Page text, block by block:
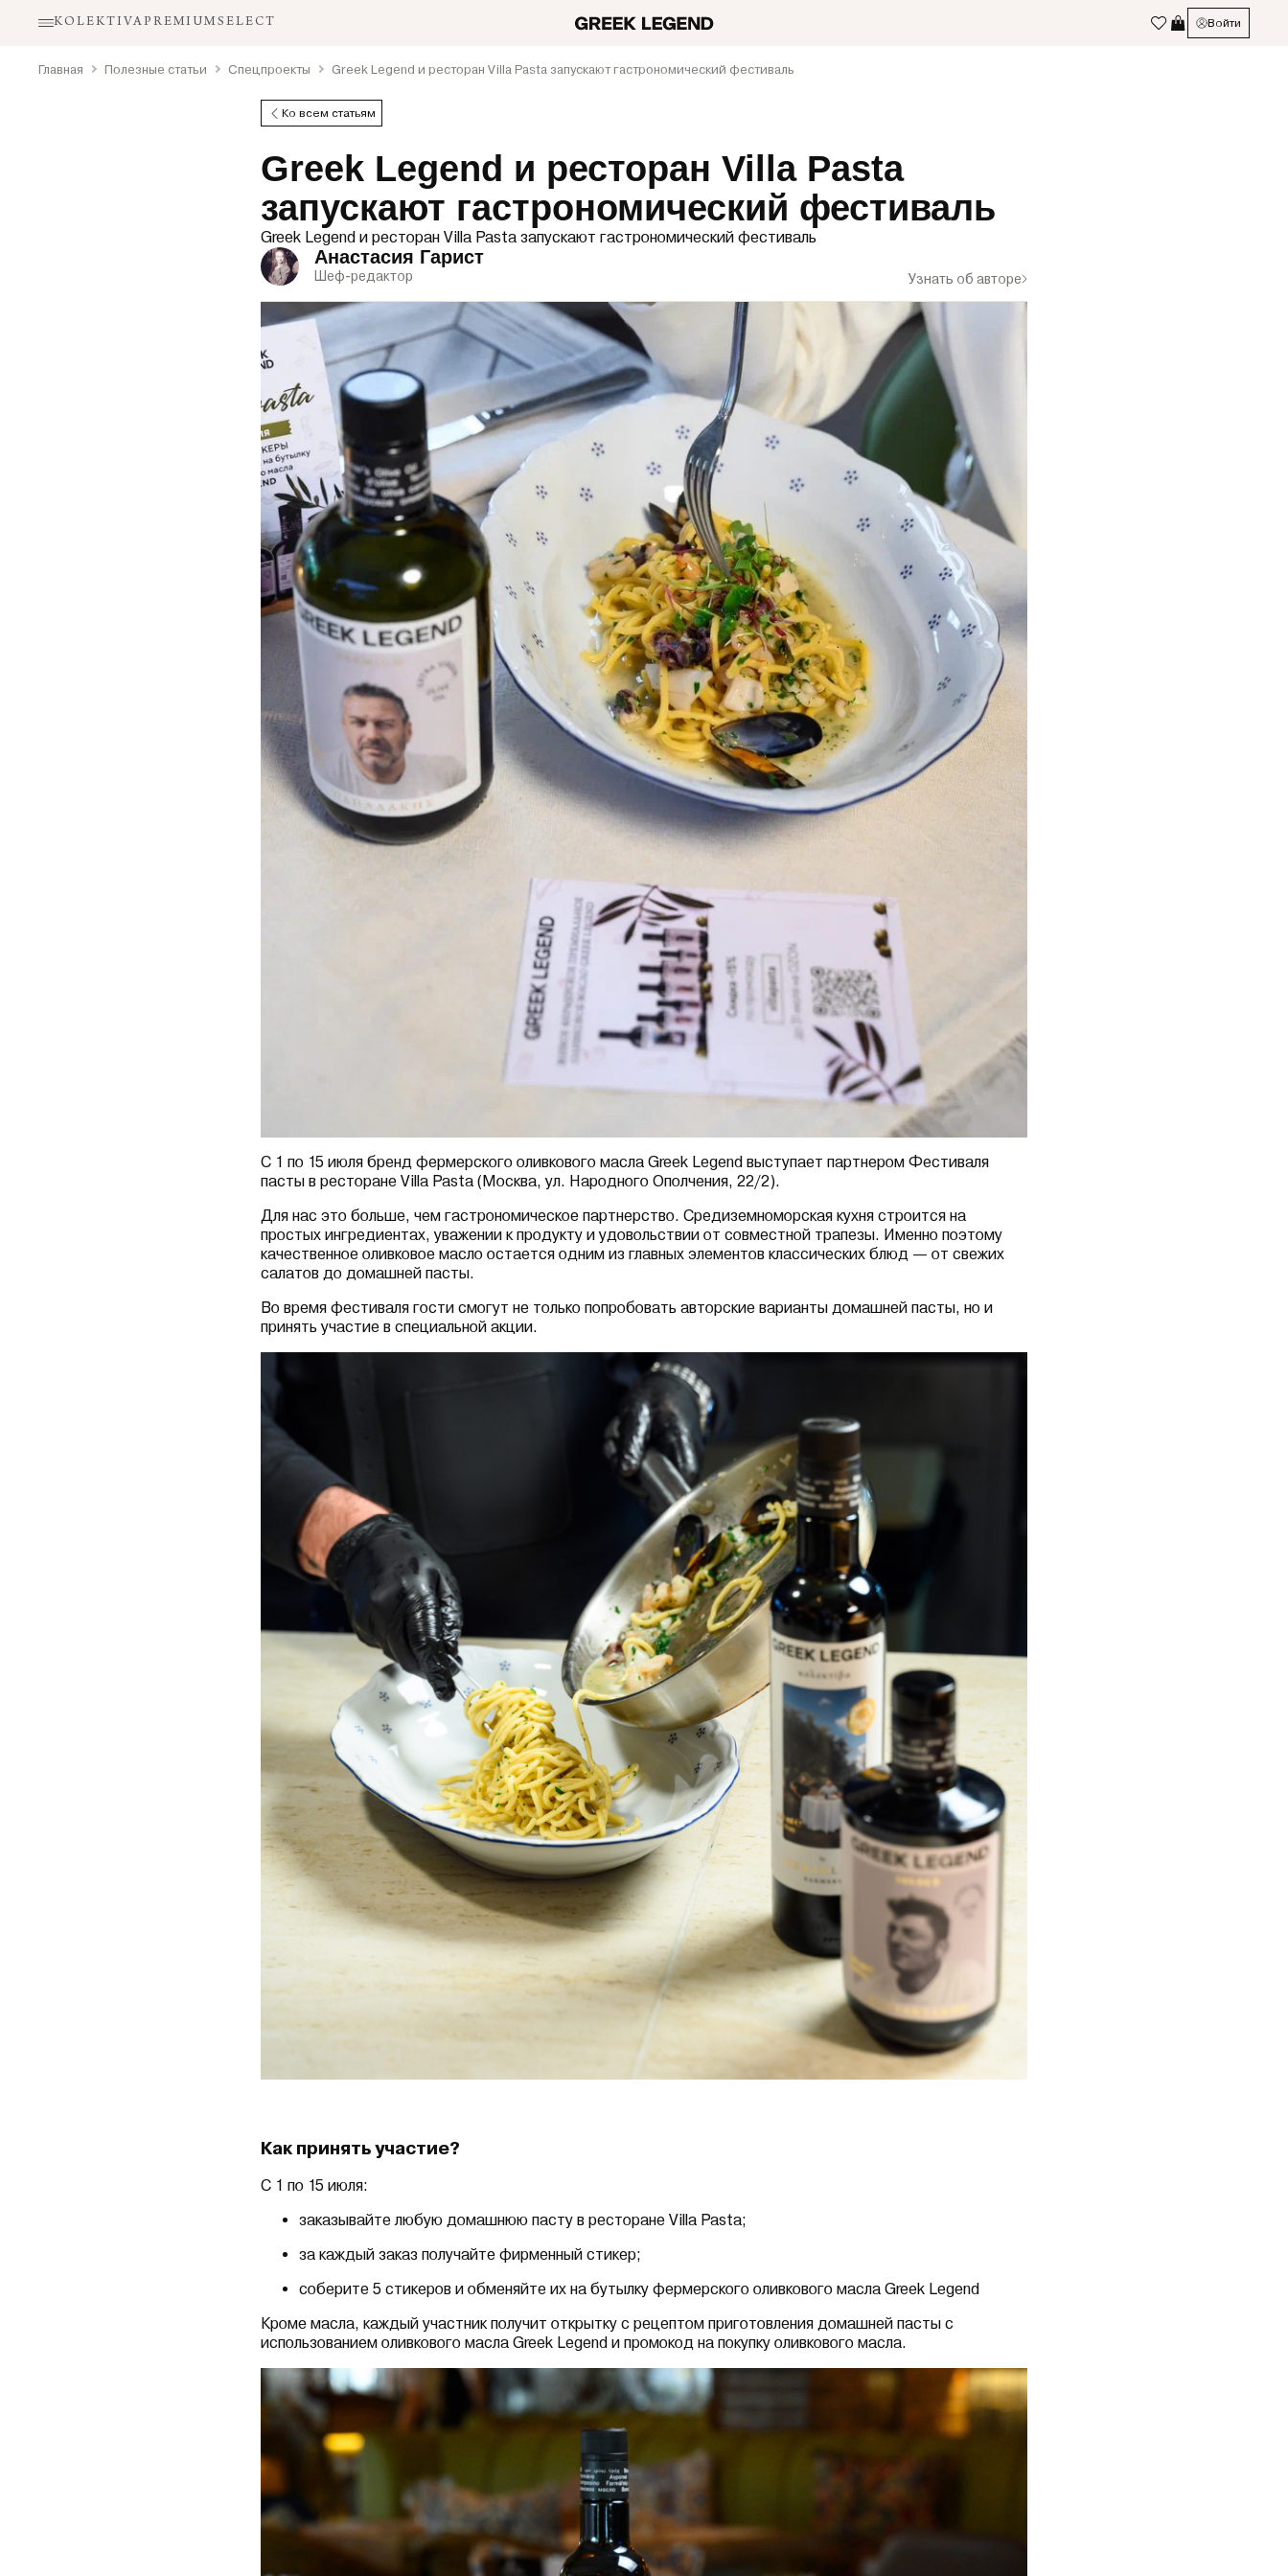
KOLEKTIVAPREMIUMSELECT Войти
Главная Полезные статьи Спецпроекты Greek Legend и ресторан Villa Pasta запускают гастрономический фестиваль
Ко всем статьям
Greek Legend и ресторан Villa Pasta
запускают гастрономический фестиваль
Greek Legend и ресторан Villa Pasta запускают гастрономический фестиваль
Анастасия Гарист
Шеф-редактор Узнать об авторе
С 1 по 15 июля бренд фермерского оливкового масла Greek Legend выступает партнером Фестиваля
пасты в ресторане Villa Pasta (Москва, ул. Народного Ополчения, 22/2).
Для нас это больше, чем гастрономическое партнерство. Средиземноморская кухня строится на
простых ингредиентах, уважении к продукту и удовольствии от совместной трапезы. Именно поэтому
качественное оливковое масло остается одним из главных элементов классических блюд — от свежих
салатов до домашней пасты.
Во время фестиваля гости смогут не только попробовать авторские варианты домашней пасты, но и
принять участие в специальной акции.
Как принять участие?
С 1 по 15 июля:
заказывайте любую домашнюю пасту в ресторане Villa Pasta;
за каждый заказ получайте фирменный стикер;
соберите 5 стикеров и обменяйте их на бутылку фермерского оливкового масла Greek Legend
Кроме масла, каждый участник получит открытку с рецептом приготовления домашней пасты с
использованием оливкового масла Greek Legend и промокод на покупку оливкового масла.